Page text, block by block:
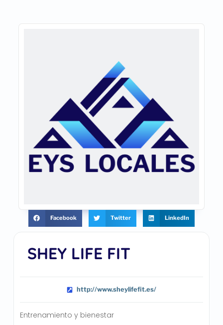
SHEY LIFE FIT
http://www.sheylifefit.es/
Entrenamiento y bienestar
Facebook Twitter LinkedIn